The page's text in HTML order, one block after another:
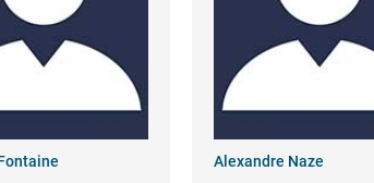
Alexandre Naze